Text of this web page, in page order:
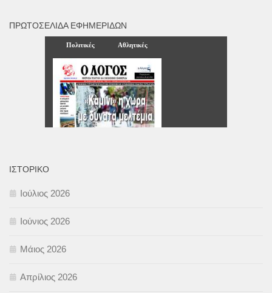
ΠΡΩΤΟΣΈΛΙΔΑ ΕΦΗΜΕΡΊΔΩΝ
ΙΣΤΟΡΙΚΌ
Ιούλιος 2026
Ιούνιος 2026
Μάιος 2026
Απρίλιος 2026